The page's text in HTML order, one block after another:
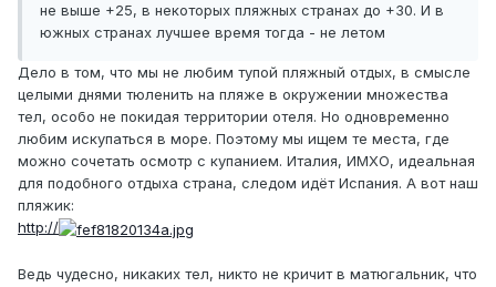
не выше +25, в некоторых пляжных странах до +30. И в
южных странах лучшее время тогда - не летом
Дело в том, что мы не любим тупой пляжный отдых, в смысле
целыми днями тюленить на пляже в окружении множества
тел, особо не покидая территории отеля. Но одновременно
любим искупаться в море. Поэтому мы ищем те места, где
можно сочетать осмотр с купанием. Италия, ИМХО, идеальная
для подобного отдыха страна, следом идёт Испания. А вот наш
пляжик:
http://
Ведь чудесно, никаких тел, никто не кричит в матюгальник, что